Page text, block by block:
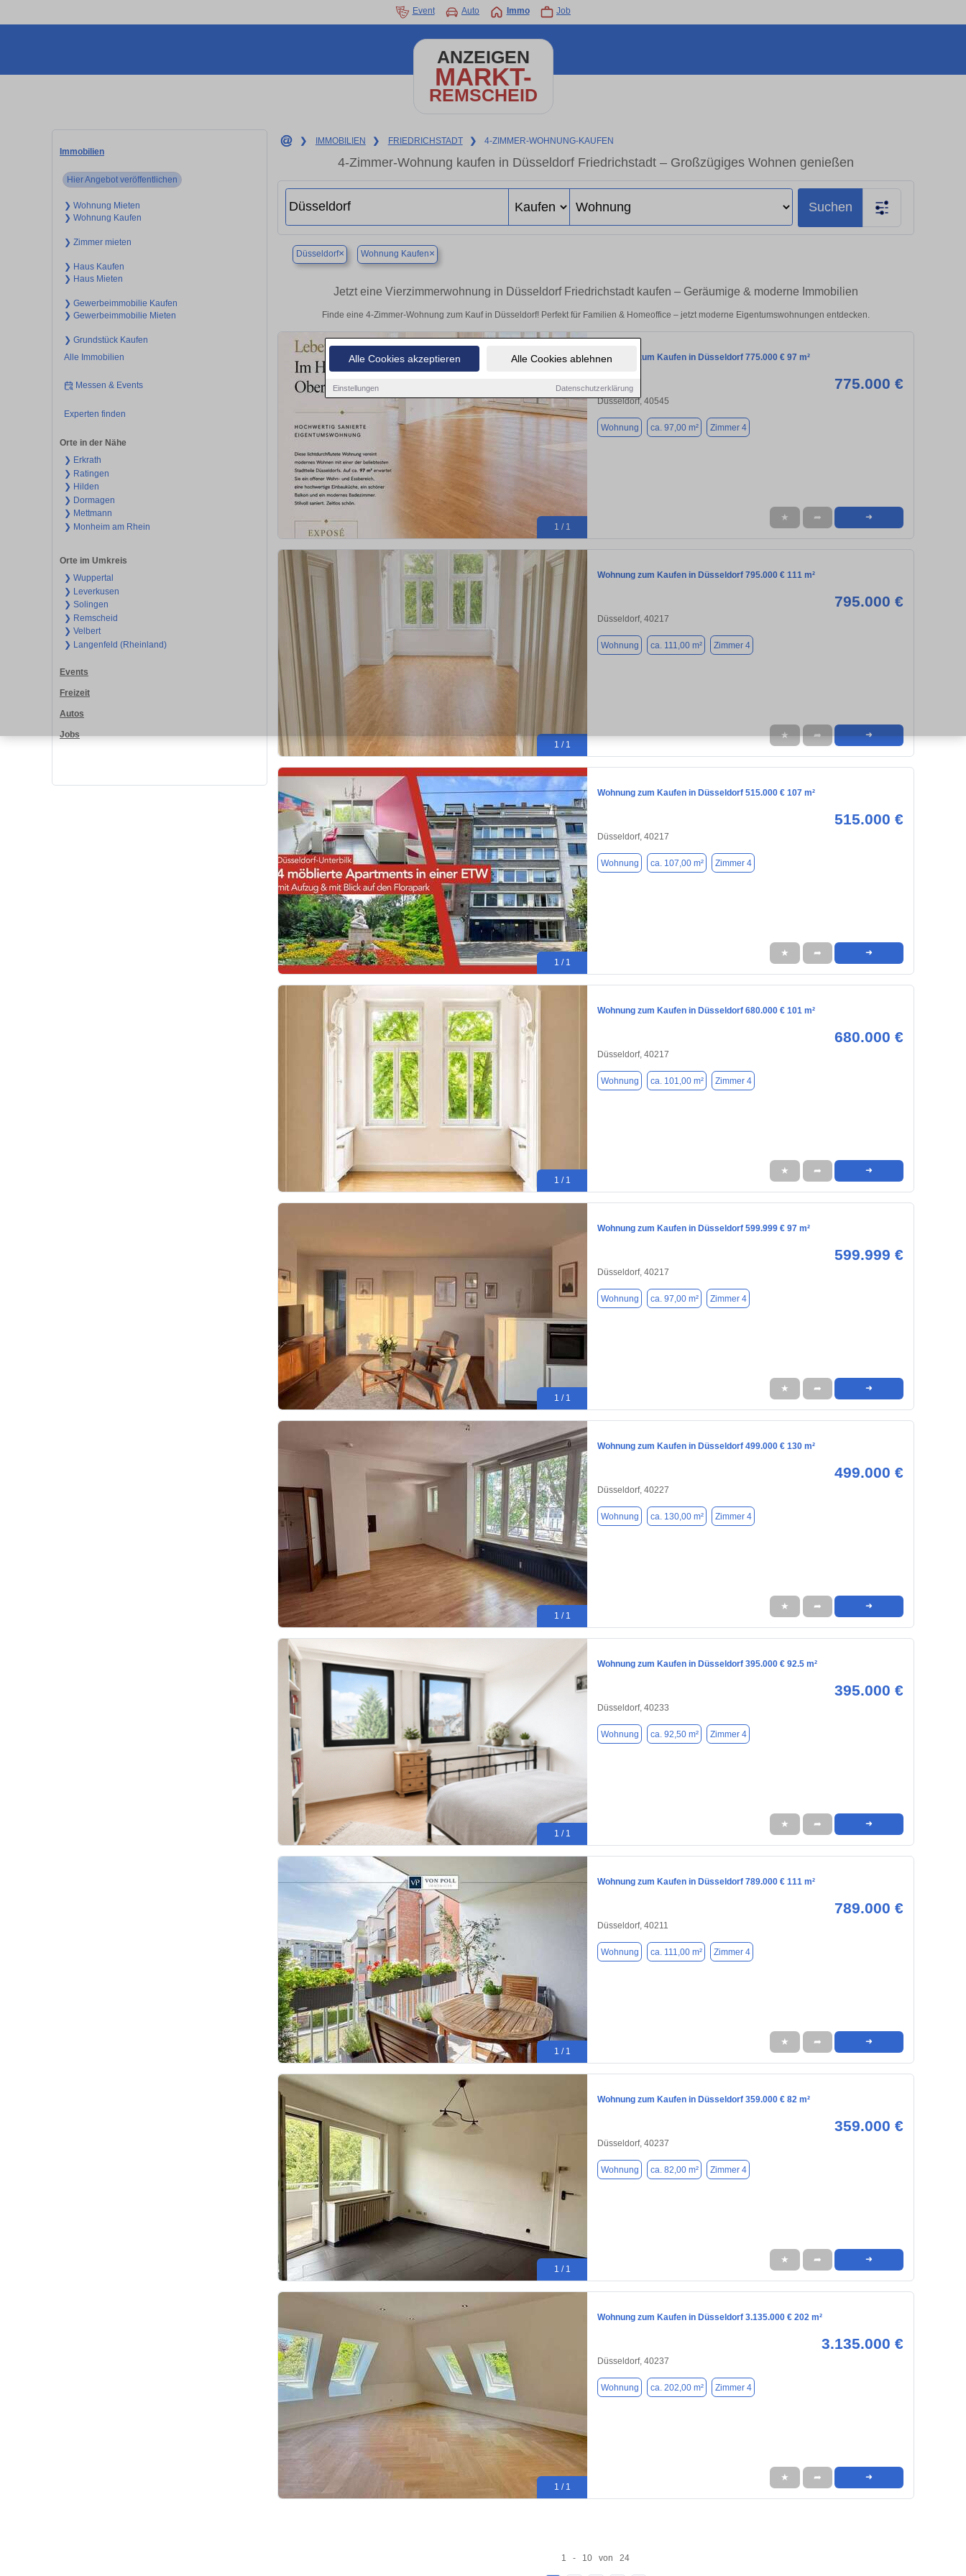
Alle Cookies akzeptieren Alle Cookies ablehnen
Einstellungen Datenschutzerklärung
Event Auto Immo Job
ANZEIGEN
MARKT-
REMSCHEID
Immobilien
Hier Angebot veröffentlichen
❯ Wohnung Mieten
❯ Wohnung Kaufen
❯ Zimmer mieten
❯ Haus Kaufen
❯ Haus Mieten
❯ Gewerbeimmobilie Kaufen
❯ Gewerbeimmobilie Mieten
❯ Grundstück Kaufen
Alle Immobilien
Messen & Events
Experten finden
Orte in der Nähe
❯ Erkrath
❯ Ratingen
❯ Hilden
❯ Dormagen
❯ Mettmann
❯ Monheim am Rhein
Orte im Umkreis
❯ Wuppertal
❯ Leverkusen
❯ Solingen
❯ Remscheid
❯ Velbert
❯ Langenfeld (Rheinland)
Events
Freizeit
Autos
Jobs
❯ IMMOBILIEN ❯ FRIEDRICHSTADT ❯ 4-ZIMMER-WOHNUNG-KAUFEN
4-Zimmer-Wohnung kaufen in Düsseldorf Friedrichstadt – Großzügiges Wohnen genießen
Suchen
Düsseldorf× Wohnung Kaufen×
Jetzt eine Vierzimmerwohnung in Düsseldorf Friedrichstadt kaufen – Geräumige & moderne Immobilien
Finde eine 4-Zimmer-Wohnung zum Kauf in Düsseldorf! Perfekt für Familien & Homeoffice – jetzt moderne Eigentumswohnungen entdecken.
1 / 1
Wohnung zum Kaufen in Düsseldorf 775.000 € 97 m²
775.000 €
Düsseldorf, 40545
Wohnung ca. 97,00 m² Zimmer 4
★ ➦ ➜
1 / 1
Wohnung zum Kaufen in Düsseldorf 795.000 € 111 m²
795.000 €
Düsseldorf, 40217
Wohnung ca. 111,00 m² Zimmer 4
★ ➦ ➜
1 / 1
Wohnung zum Kaufen in Düsseldorf 515.000 € 107 m²
515.000 €
Düsseldorf, 40217
Wohnung ca. 107,00 m² Zimmer 4
★ ➦ ➜
1 / 1
Wohnung zum Kaufen in Düsseldorf 680.000 € 101 m²
680.000 €
Düsseldorf, 40217
Wohnung ca. 101,00 m² Zimmer 4
★ ➦ ➜
1 / 1
Wohnung zum Kaufen in Düsseldorf 599.999 € 97 m²
599.999 €
Düsseldorf, 40217
Wohnung ca. 97,00 m² Zimmer 4
★ ➦ ➜
1 / 1
Wohnung zum Kaufen in Düsseldorf 499.000 € 130 m²
499.000 €
Düsseldorf, 40227
Wohnung ca. 130,00 m² Zimmer 4
★ ➦ ➜
1 / 1
Wohnung zum Kaufen in Düsseldorf 395.000 € 92.5 m²
395.000 €
Düsseldorf, 40233
Wohnung ca. 92,50 m² Zimmer 4
★ ➦ ➜
1 / 1
Wohnung zum Kaufen in Düsseldorf 789.000 € 111 m²
789.000 €
Düsseldorf, 40211
Wohnung ca. 111,00 m² Zimmer 4
★ ➦ ➜
1 / 1
Wohnung zum Kaufen in Düsseldorf 359.000 € 82 m²
359.000 €
Düsseldorf, 40237
Wohnung ca. 82,00 m² Zimmer 4
★ ➦ ➜
1 / 1
Wohnung zum Kaufen in Düsseldorf 3.135.000 € 202 m²
3.135.000 €
Düsseldorf, 40237
Wohnung ca. 202,00 m² Zimmer 4
★ ➦ ➜
1 - 10 von 24